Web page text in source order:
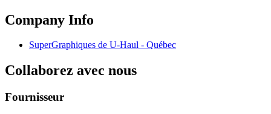
Company Info
SuperGraphiques de U-Haul - Québec
Collaborez avec nous
Fournisseur